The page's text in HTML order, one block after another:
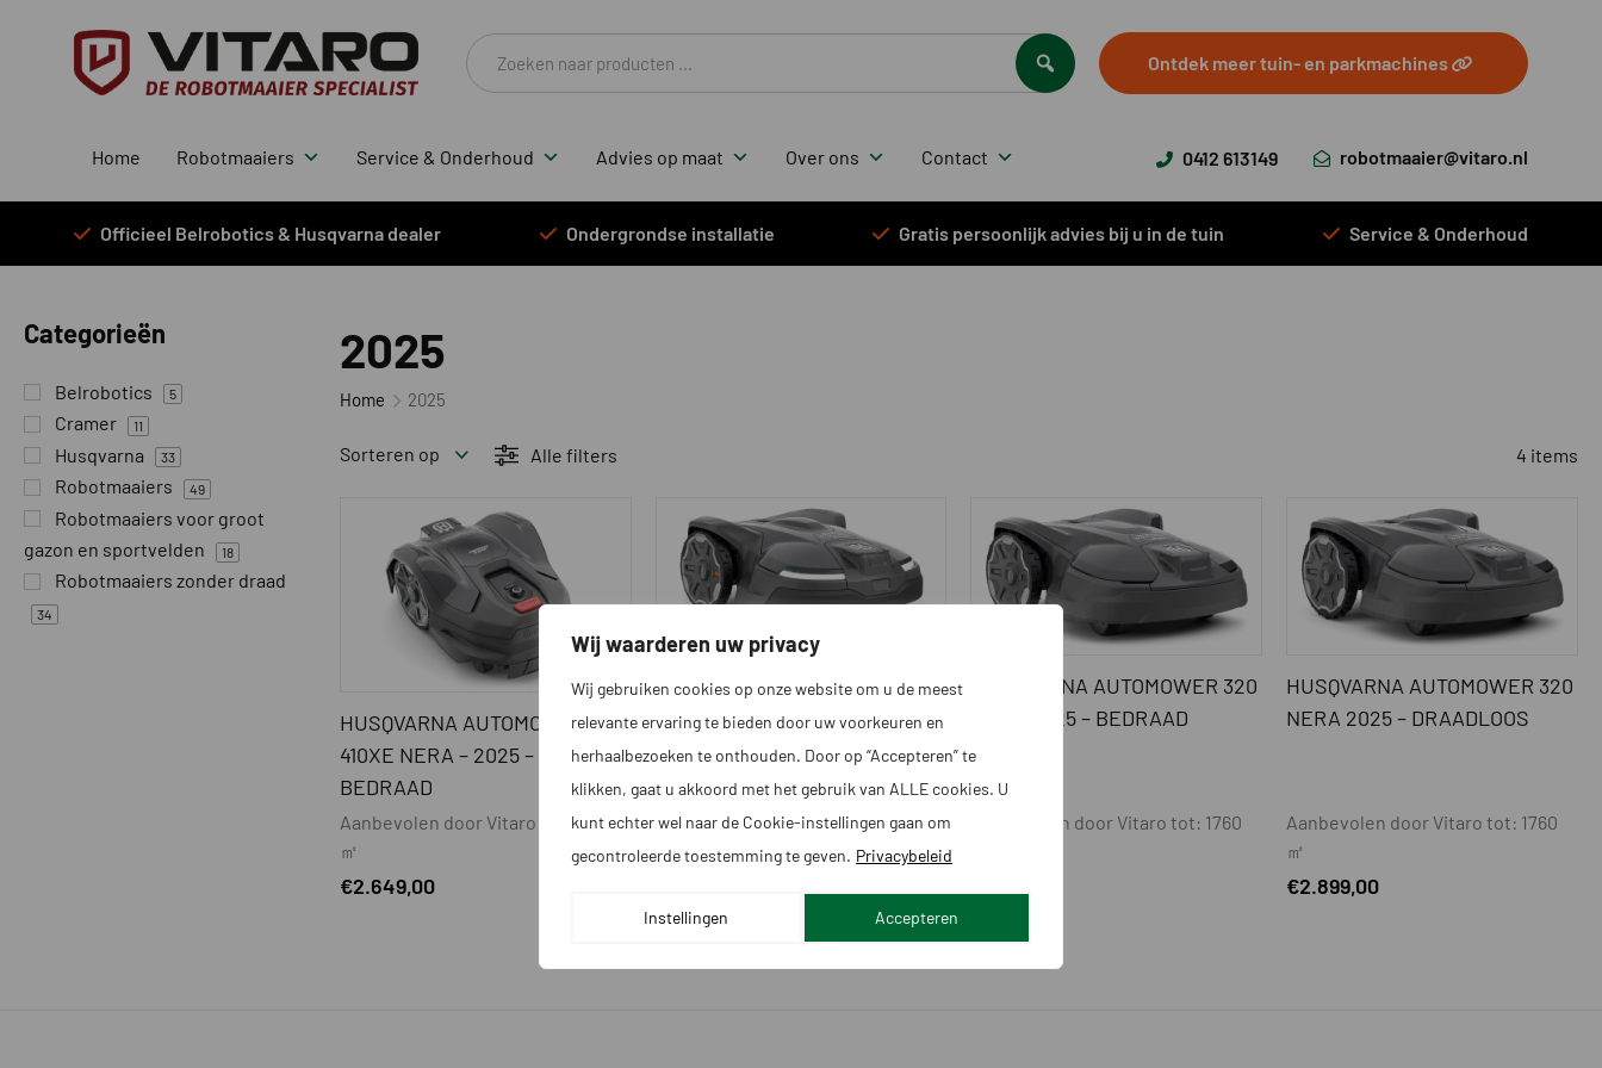
Wij waarderen uw privacy
Wij gebruiken cookies op onze website om u de meest
relevante ervaring te bieden door uw voorkeuren en
herhaalbezoeken te onthouden. Door op “Accepteren” te
klikken, gaat u akkoord met het gebruik van ALLE cookies. U
kunt echter wel naar de Cookie-instellingen gaan om
gecontroleerde toestemming te geven. Privacybeleid
Instellingen Accepteren
Producten
zoeken
Ontdek meer tuin- en parkmachines
0412 613149 robotmaaier@vitaro.nl
Home Robotmaaiers Service & Onderhoud Advies op maat Over ons Contact
Officieel Belrobotics & Husqvarna dealer Ondergrondse installatie Gratis persoonlijk advies bij u in de tuin Service & Onderhoud
Categorieën
Belrobotics 5
Cramer 11
Husqvarna 33
Robotmaaiers 49
Robotmaaiers voor groot
gazon en sportvelden
18
Robotmaaiers zonder draad
34
2025
Home 2025
Sorteren op Alle filters 4 items
HUSQVARNA AUTOMOWER
410XE NERA – 2025 –
BEDRAAD
Aanbevolen door Vitaro tot: 1000
㎡
€2.649,00
DRAADLOOS
Aanbevolen door Vitaro tot: 1000
㎡
HUSQVARNA AUTOMOWER 320
NERA 2025 – BEDRAAD
Aanbevolen door Vitaro tot: 1760
HUSQVARNA AUTOMOWER 320
NERA 2025 – DRAADLOOS
Aanbevolen door Vitaro tot: 1760
㎡
€2.899,00